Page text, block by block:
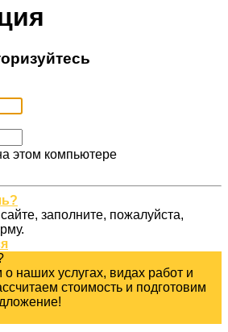
этом компьютере
заполните, пожалуйста,
наших услугах, видах работ и
стоимость и подготовим